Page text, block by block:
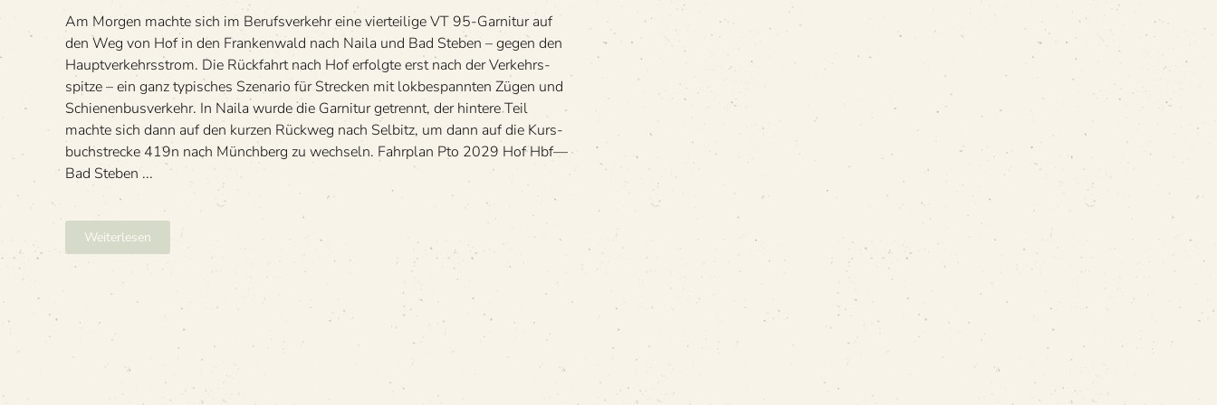
nach
Bad
Steben
Am Mor­gen machte sich im Berufs­ver­kehr eine vier­tei­lige VT 95-Gar­ni­tur auf
den Weg von Hof in den Fran­ken­wald nach Naila und Bad Steben – gegen den
Haupt­ver­kehrs­strom. Die Rück­fahrt nach Hof erfolgte erst nach der Ver­kehrs­
spitze – ein ganz typi­sches Sze­na­rio für Stre­cken mit lok­be­spann­ten Zügen und
Schienenbusverkehr. In Naila wurde die Gar­ni­tur getrennt, der hin­tere Teil
machte sich dann auf den kur­zen Rück­weg nach Sel­bitz, um dann auf die Kurs­
buch­stre­cke 419n nach Münch­berg zu wechseln. Fahr­plan Pto 2029 Hof Hbf—
Bad Steben ...
Weiterlesen